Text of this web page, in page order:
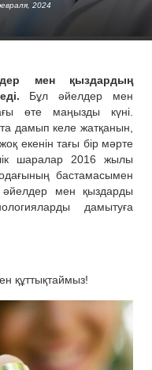
2024
мен қыздардың
Бұл әйелдер мен
өте маңызды күні.
дамып келе жатқанын,
екенін тағы бір мәрте
шаралар 2016 жылы
бастамасымен
әйелдер мен қыздарды
дамытуға
құттықтаймыз!